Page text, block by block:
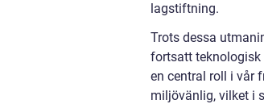
lagstiftning.
Trots dessa
fortsatt teknologisk
en central roll i vår
miljövänlig, vilket i